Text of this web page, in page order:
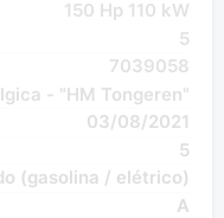
150 Hp 110 kW
5
7039058
- "HM Tongeren"
03/08/2021
5
(gasolina / elétrico)
A